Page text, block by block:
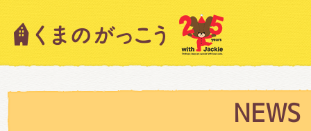
NEWS
キャラクター紹介